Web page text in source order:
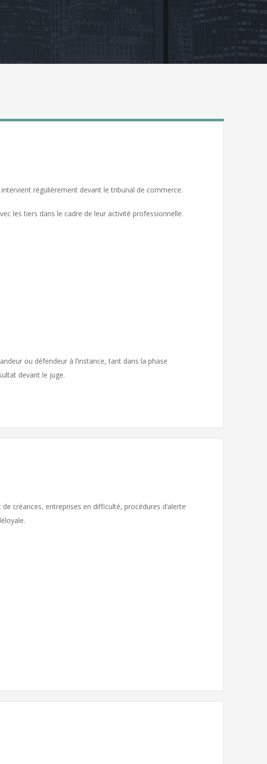
régulièrement devant le tribunal de commerce.
les tiers dans le cadre de leur activité professionnelle.
ou défendeur à l’instance, tant dans la phase
devant le juge.
créances, entreprises en difficulté, procédures d’alerte